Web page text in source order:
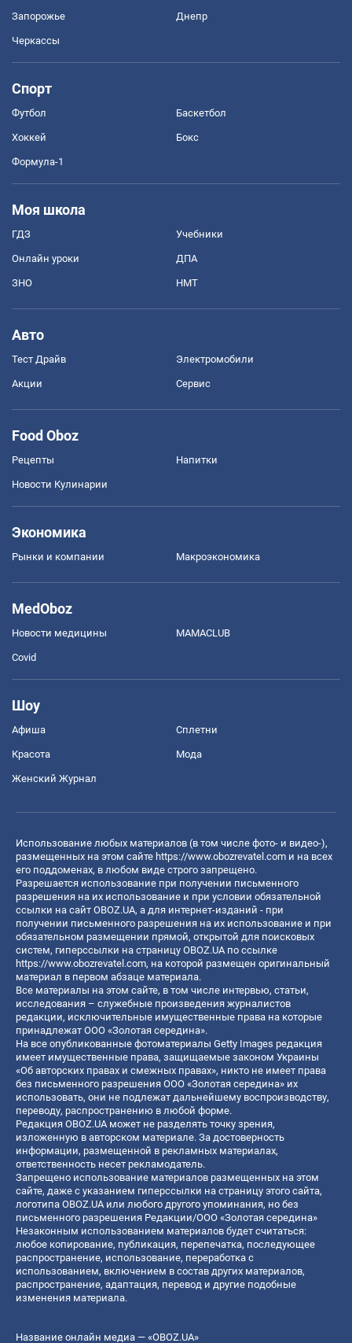
Запорожье Днепр
Черкассы
Спорт
Футбол Баскетбол
Хоккей Бокс
Формула-1
Моя школа
ГДЗ Учебники
Онлайн уроки ДПА
ЗНО НМТ
Авто
Тест Драйв Электромобили
Акции Сервис
Food Oboz
Рецепты Напитки
Новости Кулинарии
Экономика
Рынки и компании Mакроэкономика
MedOboz
Новости медицины MAMACLUB
Covid
Шоу
Афиша Сплетни
Красота Мода
Женский Журнал
Использование любых материалов (в том числе фото- и видео-),
размещенных на этом сайте https://www.obozrevatel.com и на всех
его поддоменах, в любом виде строго запрещено.
Разрешается использование при получении письменного
разрешения на их использование и при условии обязательной
ссылки на сайт OBOZ.UA, а для интернет-изданий - при
получении письменного разрешения на их использование и при
обязательном размещении прямой, открытой для поисковых
систем, гиперссылки на страницу OBOZ.UA по ссылке
https://www.obozrevatel.com, на которой размещен оригинальный
материал в первом абзаце материала.
Все материалы на этом сайте, в том числе интервью, статьи,
исследования – служебные произведения журналистов
редакции, исключительные имущественные права на которые
принадлежат ООО «Золотая середина».
На все опубликованные фотоматериалы Getty Images редакция
имеет имущественные права, защищаемые законом Украины
«Об авторских правах и смежных правах», никто не имеет права
без письменного разрешения ООО «Золотая середина» их
использовать, они не подлежат дальнейшему воспроизводству,
переводу, распространению в любой форме.
Редакция OBOZ.UA может не разделять точку зрения,
изложенную в авторском материале. За достоверность
информации, размещенной в рекламных материалах,
ответственность несет рекламодатель.
Запрещено использование материалов размещенных на этом
сайте, даже с указанием гиперссылки на страницу этого сайта,
логотипа OBOZ.UA или любого другого упоминания, но без
письменного разрешения Редакции/ООО «Золотая середина»
Незаконным использованием материалов будет считаться:
любое копирование, публикация, перепечатка, последующее
распространение, использование, переработка с
использованием, включением в состав других материалов,
распространение, адаптация, перевод и другие подобные
изменения материала.
Название онлайн медиа — «OBOZ.UA»